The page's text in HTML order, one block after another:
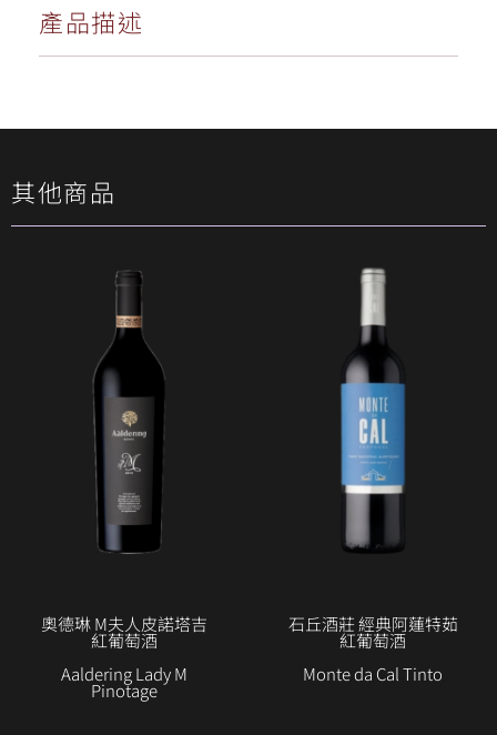
產品描述
其他商品
奧德琳 M夫人皮諾塔吉
紅葡萄酒
Aaldering Lady M
Pinotage
石丘酒莊 經典阿蓮特茹
紅葡萄酒
Monte da Cal Tinto